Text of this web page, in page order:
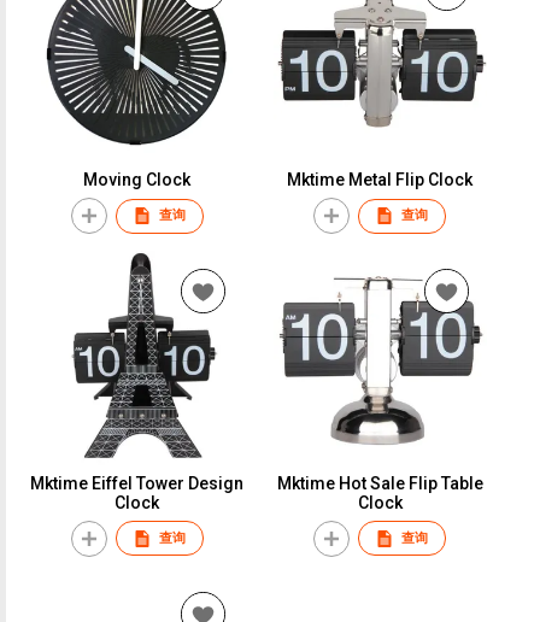
Moving Clock
查询
Mktime Metal Flip Clock
查询
Mktime Eiffel Tower Design
Clock
查询
Mktime Hot Sale Flip Table
Clock
查询